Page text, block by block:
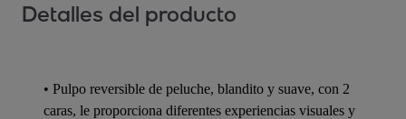
Detalles del producto
• Pulpo reversible de peluche, blandito y suave, con 2
caras, le proporciona diferentes experiencias visuales y